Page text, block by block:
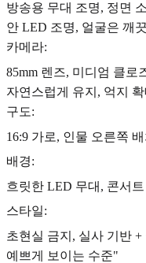
방송용 무대 조명, 정면
안 LED 조명, 얼굴은 깨
카메라:
85mm 렌즈, 미디엄 클로
자연스럽게 유지, 억지 확
구도:
16:9 가로, 인물 오른쪽
배경:
흐릿한 LED 무대, 콘서
스타일:
초현실 금지, 실사 기반
예쁘게 보이는 수준"